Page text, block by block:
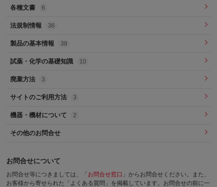
各種文書 6
法規制情報 36
製品の基本情報 38
試薬・化学の基礎知識 10
廃棄方法 3
サイトのご利用方法 3
機器・機材について 2
その他のお問合せ
お問合せについて
お問合せ等につきましては、「お問合せ窓口 」からお問合せください。
また、
お客様から寄せられた「よくある質問」を掲載しています。お問合せの前に一